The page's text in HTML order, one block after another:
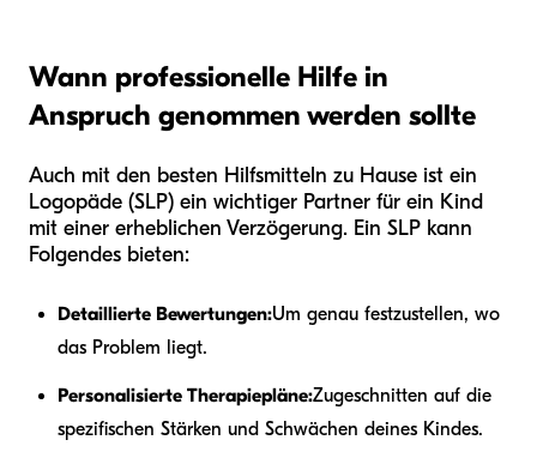
Wann professionelle Hilfe in
Anspruch genommen werden sollte
Auch mit den besten Hilfsmitteln zu Hause ist ein
Logopäde (SLP) ein wichtiger Partner für ein Kind
mit einer erheblichen Verzögerung. Ein SLP kann
Folgendes bieten:
Detaillierte Bewertungen:Um genau festzustellen, wo
das Problem liegt.
Personalisierte Therapiepläne:Zugeschnitten auf die
spezifischen Stärken und Schwächen deines Kindes.